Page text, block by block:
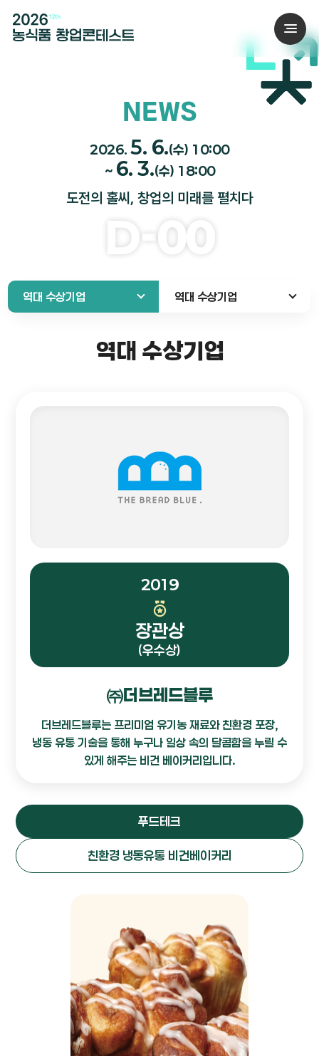
NEWS
2026. 5. 6.(수) 10:00
~ 6. 3.(수) 18:00
도전의 홀씨, 창업의 미래를 펼치다
D-00
역대 수상기업 역대 수상기업
역대 수상기업
2019
장관상
(우수상)
㈜더브레드블루
더브레드블루는 프리미엄 유기농 재료와 친환경 포장,
냉동 유통 기술을 통해 누구나 일상 속의 달콤함을 누릴 수
있게 해주는 비건 베이커리입니다.
푸드테크
친환경 냉동유통 비건베이커리